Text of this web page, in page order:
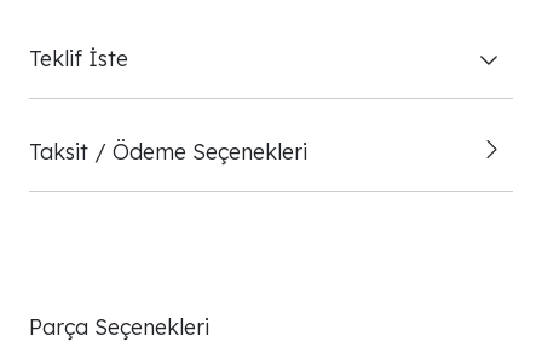
Teklif İste
Taksit / Ödeme Seçenekleri
Parça Seçenekleri